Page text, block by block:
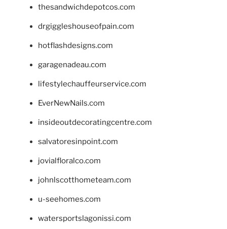
thesandwichdepotcos.com
drgiggleshouseofpain.com
hotflashdesigns.com
garagenadeau.com
lifestylechauffeurservice.com
EverNewNails.com
insideoutdecoratingcentre.com
salvatoresinpoint.com
jovialfloralco.com
johnlscotthometeam.com
u-seehomes.com
watersportslagonissi.com